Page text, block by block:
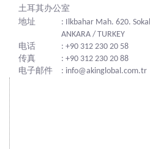
土耳其办公室
地址
: Ilkbahar Mah. 620.
ANKARA / TURKEY
电话
: +90 312 230 20 58
传真
: +90 312 230 20 88
电子邮件
: info@akinglobal.com.tr